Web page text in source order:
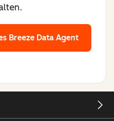
Breeze Data Agent